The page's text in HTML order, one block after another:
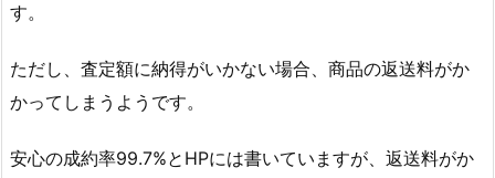
す。
ただし、査定額に納得がいかない場合、商品の返送料がか
かってしまうようです。
安心の成約率99.7%とHPには書いていますが、返送料がか